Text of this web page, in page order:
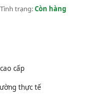
Tình trạng:Còn hàng
cấp
thực tế